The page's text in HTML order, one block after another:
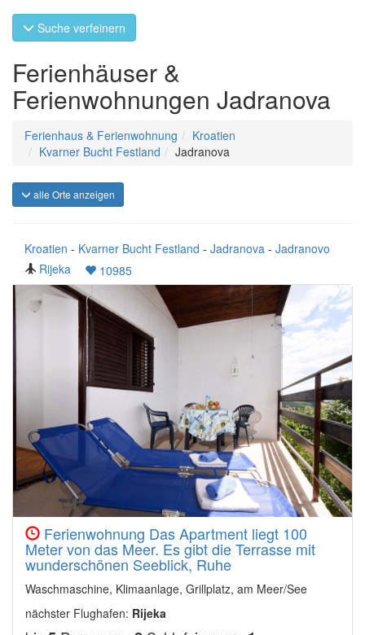
Suche verfeinern
Ferienhäuser &
Ferienwohnungen Jadranova
Ferienhaus & Ferienwohnung
Kroatien
Kvarner Bucht Festland
Jadranova
alle Orte anzeigen
Kroatien - Kvarner Bucht Festland - Jadranova - Jadranovo
Rijeka
10985
Ferienwohnung Das Apartment liegt 100
Meter von das Meer. Es gibt die Terrasse mit
wunderschönen Seeblick, Ruhe
Waschmaschine, Klimaanlage, Grillplatz, am Meer/See
nächster Flughafen: Rijeka